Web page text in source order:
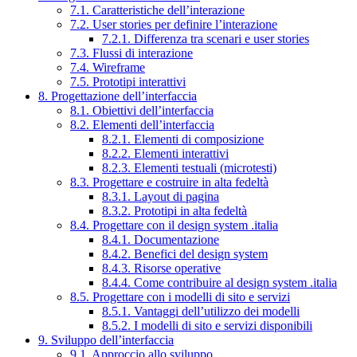
7.1. Caratteristiche dell’interazione
7.2. User stories per definire l’interazione
7.2.1. Differenza tra scenari e user stories
7.3. Flussi di interazione
7.4. Wireframe
7.5. Prototipi interattivi
8. Progettazione dell’interfaccia
8.1. Obiettivi dell’interfaccia
8.2. Elementi dell’interfaccia
8.2.1. Elementi di composizione
8.2.2. Elementi interattivi
8.2.3. Elementi testuali (microtesti)
8.3. Progettare e costruire in alta fedeltà
8.3.1. Layout di pagina
8.3.2. Prototipi in alta fedeltà
8.4. Progettare con il design system .italia
8.4.1. Documentazione
8.4.2. Benefici del design system
8.4.3. Risorse operative
8.4.4. Come contribuire al design system .italia
8.5. Progettare con i modelli di sito e servizi
8.5.1. Vantaggi dell’utilizzo dei modelli
8.5.2. I modelli di sito e servizi disponibili
9. Sviluppo dell’interfaccia
9.1. Approccio allo sviluppo